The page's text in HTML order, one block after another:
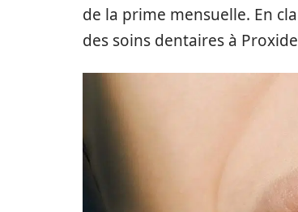
de la prime mensuelle. En
des soins dentaires à